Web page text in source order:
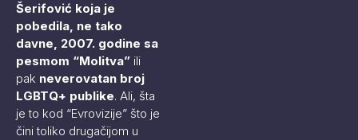
Šerifović koja je
pobedila, ne tako
davne, 2007. godine sa
pesmom “Molitva” ili
pak neverovatan broj
LGBTQ+ publike. Ali, šta
je to kod “Evrovizije” što je
čini toliko drugačijom u